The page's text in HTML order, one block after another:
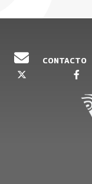
CONTACTO